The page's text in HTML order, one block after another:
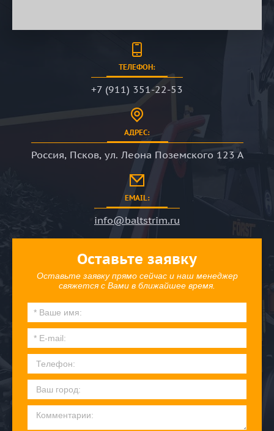
ТЕЛЕФОН:
+7 (911) 351-22-53
АДРЕС:
Россия, Псков, ул. Леона Поземского 123 А
EMAIL:
info@baltstrim.ru
Оставьте заявку
Оставьте заявку прямо сейчас и наш менеджер
свяжется с Вами в ближайшее время.